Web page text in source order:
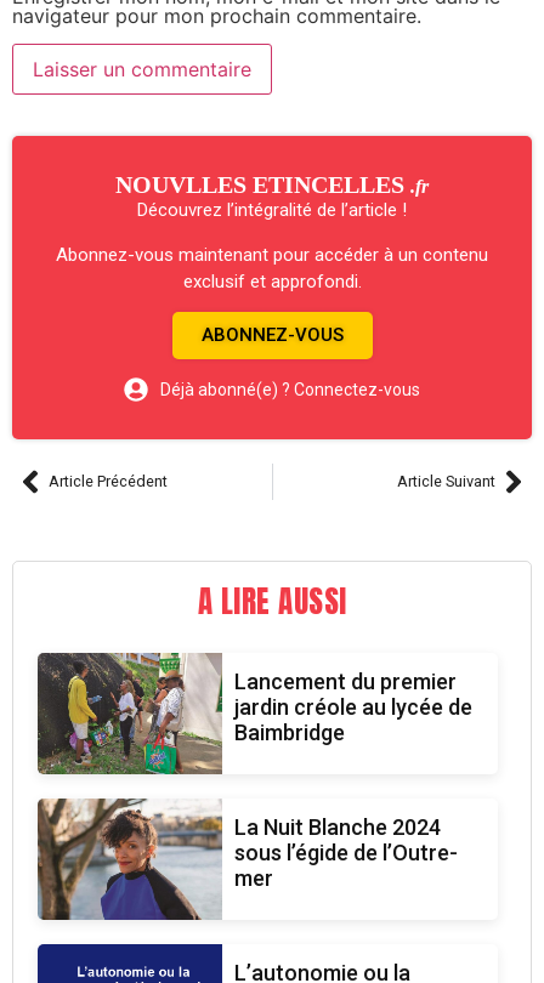
navigateur pour mon prochain commentaire.
NOUVLLES ETINCELLES .fr
Découvrez l’intégralité de l’article !
Abonnez-vous maintenant pour accéder à un contenu
exclusif et approfondi.
ABONNEZ-VOUS
Déjà abonné(e) ? Connectez-vous
Article Précédent Article Suivant
A LIRE AUSSI
Lancement du premier
jardin créole au lycée de
Baimbridge
La Nuit Blanche 2024
sous l’égide de l’Outre-
mer
L’autonomie ou la